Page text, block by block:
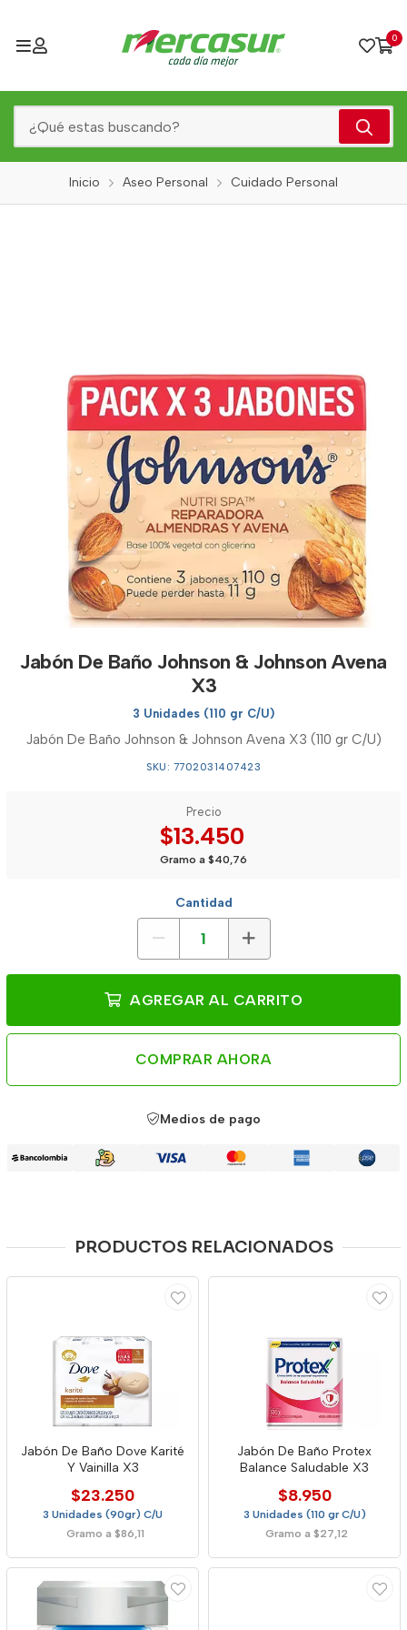
0
Inicio Aseo Personal Cuidado Personal
Jabón De Baño Johnson & Johnson Avena
X3
3 Unidades (110 gr C/U)
Jabón De Baño Johnson & Johnson Avena X3 (110 gr C/U)
SKU: 7702031407423
Precio
$13.450
Gramo a $40,76
Cantidad
AGREGAR AL CARRITO
COMPRAR AHORA
Medios de pago
PRODUCTOS RELACIONADOS
Jabón De Baño Dove Karité
Y Vainilla X3
$23.250
3 Unidades (90gr) C/U
Gramo a $86,11
Jabón De Baño Protex
Balance Saludable X3
$8.950
3 Unidades (110 gr C/U)
Gramo a $27,12